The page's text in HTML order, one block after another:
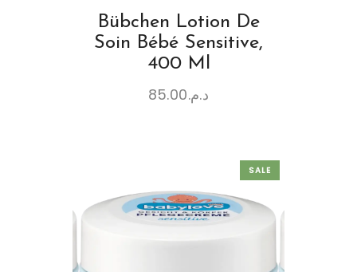
Bübchen Lotion De
Soin Bébé Sensitive,
400 Ml
د.م.85.00
SALE